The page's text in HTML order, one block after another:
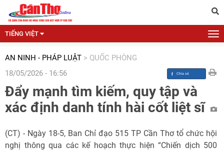
TIẾNG VIỆT
AN NINH - PHÁP LUẬT > QUỐC PHÒNG
18/05/2026 - 16:56
Đẩy mạnh tìm kiếm, quy tập và
xác định danh tính hài cốt liệt sĩ
(CT) - Ngày 18-5, Ban Chỉ đạo 515 TP Cần Thơ tổ chức hội
nghị thông qua các kế hoạch thực hiện “Chiến dịch 500